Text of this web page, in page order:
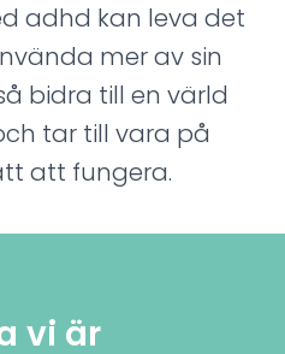
adhd kan leva det
mer av sin
bidra till en värld
tar till vara på
att fungera.
vi är